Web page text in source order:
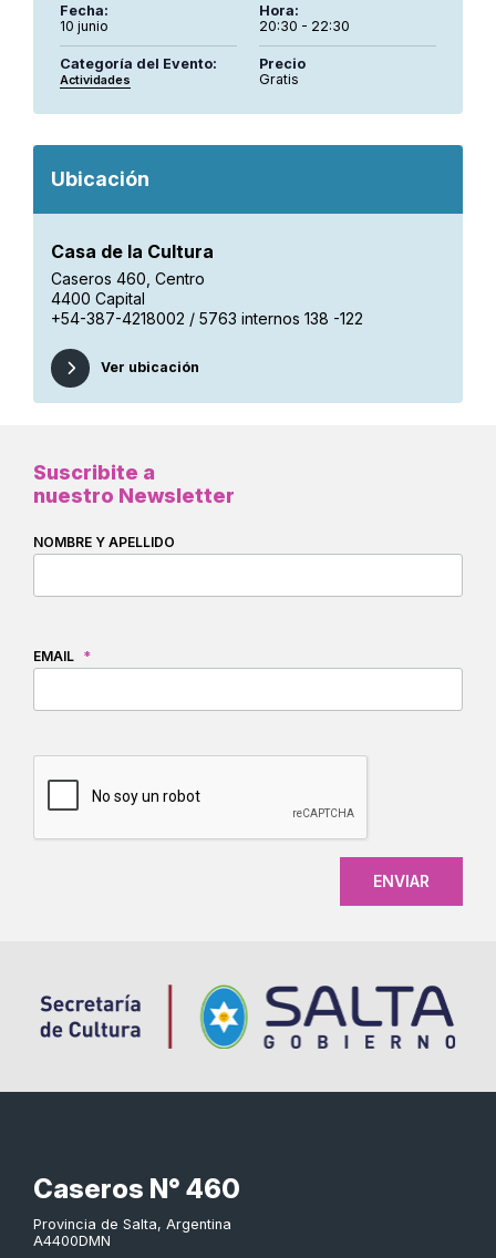
Fecha:
10 junio
Hora:
20:30 - 22:30
Categoría del Evento:
Actividades
Precio
Gratis
Ubicación
Casa de la Cultura
Caseros 460, Centro
4400 Capital
+54-387-4218002 / 5763 internos 138 -122
Ver ubicación
Suscribite a
nuestro Newsletter
NOMBRE Y APELLIDO
EMAIL *
Caseros N° 460
Provincia de Salta, Argentina
A4400DMN